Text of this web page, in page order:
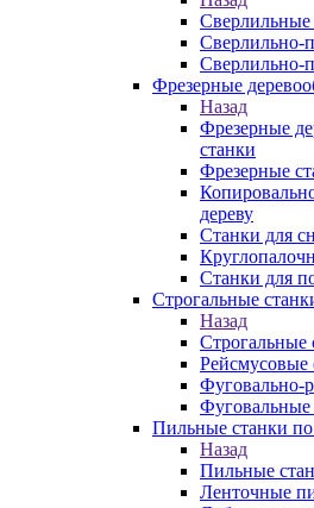
Сверлильные
Сверлильно-
Сверлильно-
Фрезерные
Назад
Фрезерные
станки
Фрезерные
дереву
Станки для
Станки для
Строгальные
Назад
Строгальные
Рейсмусовые
Фуговально-
Фуговальные
Пильные станки по
Назад
Пильные
Ленточные